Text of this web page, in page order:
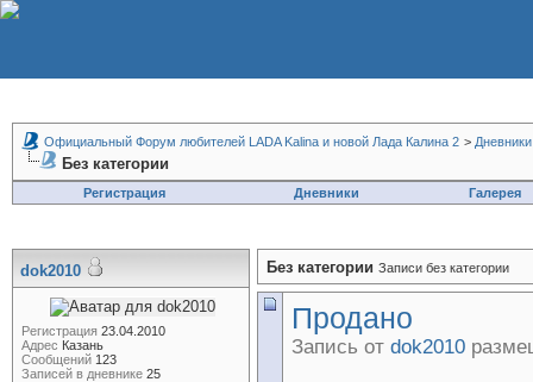
Официальный Форум любителей LADA Kalina и новой Лада Калина 2 > Дневники
Без категории
Регистрация Дневники Галерея
Без категории Записи без категории
Продано
Запись от dok2010
dok2010
Регистрация 23.04.2010
Адрес Казань
Сообщений 123
Записей в дневнике 25